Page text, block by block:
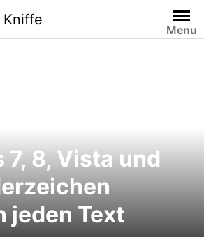
Kniffe
Menu
8, Vista und
jeden Text